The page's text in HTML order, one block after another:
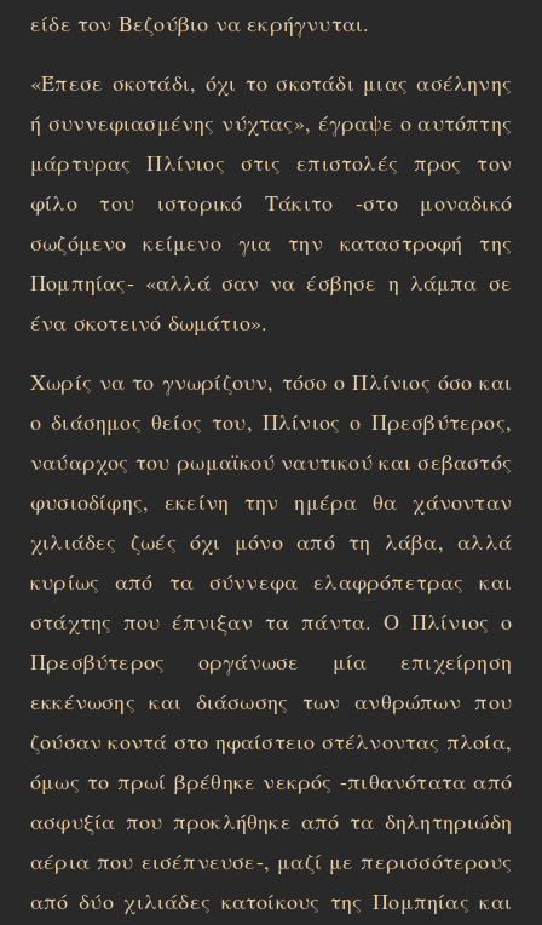
είδε τον Βεζούβιο να εκρήγνυται.
«Έπεσε σκοτάδι, όχι το σκοτάδι μιας ασέληνης
ή συννεφιασμένης νύχτας», έγραψε ο αυτόπτης
μάρτυρας Πλίνιος στις επιστολές προς τον
φίλο του ιστορικό Τάκιτο -στο μοναδικό
σωζόμενο κείμενο για την καταστροφή της
Πομπηίας- «αλλά σαν να έσβησε η λάμπα σε
ένα σκοτεινό δωμάτιο».
Χωρίς να το γνωρίζουν, τόσο ο Πλίνιος όσο και
ο διάσημος θείος του, Πλίνιος ο Πρεσβύτερος,
ναύαρχος του ρωμαϊκού ναυτικού και σεβαστός
φυσιοδίφης, εκείνη την ημέρα θα χάνονταν
χιλιάδες ζωές όχι μόνο από τη λάβα, αλλά
κυρίως από τα σύννεφα ελαφρόπετρας και
στάχτης που έπνιξαν τα πάντα. Ο Πλίνιος ο
Πρεσβύτερος οργάνωσε μία επιχείρηση
εκκένωσης και διάσωσης των ανθρώπων που
ζούσαν κοντά στο ηφαίστειο στέλνοντας πλοία,
όμως το πρωί βρέθηκε νεκρός -πιθανότατα από
ασφυξία που προκλήθηκε από τα δηλητηριώδη
αέρια που εισέπνευσε-, μαζί με περισσότερους
από δύο χιλιάδες κατοίκους της Πομπηίας και